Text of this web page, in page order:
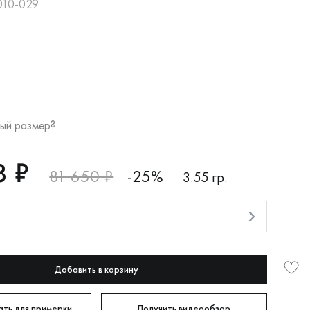
029
размер?
₽ 81 650 ₽ -25% 3.55 гр.
Добавить в корзину